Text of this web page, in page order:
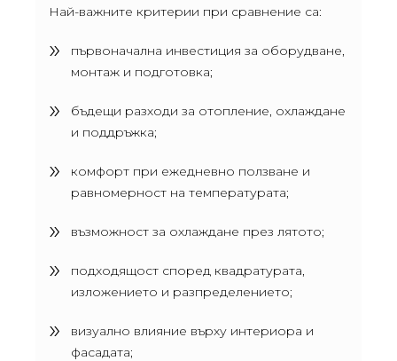
Най-важните критерии при сравнение са:
първоначална инвестиция за оборудване,
монтаж и подготовка;
бъдещи разходи за отопление, охлаждане
и поддръжка;
комфорт при ежедневно ползване и
равномерност на температурата;
възможност за охлаждане през лятото;
подходящост според квадратурата,
изложението и разпределението;
визуално влияние върху интериора и
фасадата;